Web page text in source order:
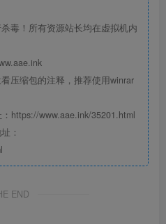
毒！所有资源站长均在虚拟机内
压缩包的注释，推荐使用winrar
https://www.aae.ink/35201.html
：
END